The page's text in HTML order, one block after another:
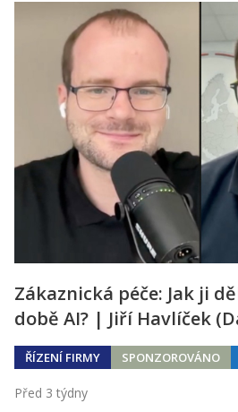
Zákaznická péče: Jak ji
době AI? | Jiří Havlíček
ŘÍZENÍ FIRMY SPONZOROVÁNO
Před 3 týdny